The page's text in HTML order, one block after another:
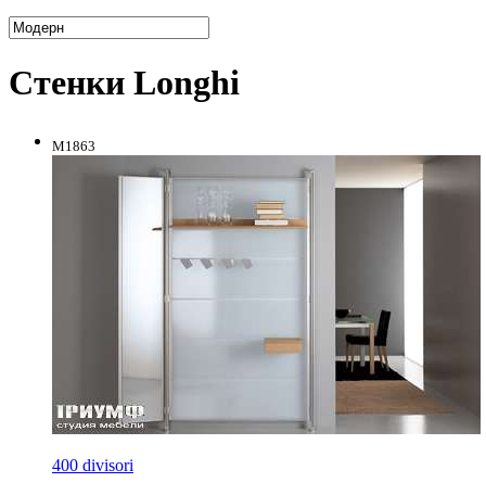
Стенки Longhi
M1863
400 divisori